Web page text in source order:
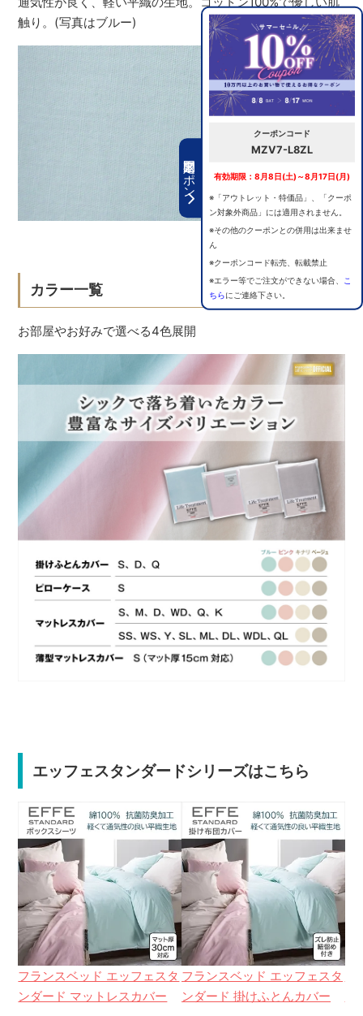
期間限定クーポン
クーポンコード
MZV7-L8ZL
有効期限：8月8日(土)～8月17日(月)
※「アウトレット・特価品」、「クーポ
ン対象外商品」には適用されません。
※その他のクーポンとの併用は出来ませ
ん
※クーポンコード転売、転載禁止
※エラー等でご注文ができない場合、
こ
ちらにご連絡下さい。
触り。(写真はブルー)
カラー一覧
お部屋やお好みで選べる4色展開
エッフェスタンダードシリーズはこちら
フランスベッド エッフェスタ
ンダード マットレスカバー
フランスベッド エッフェスタ
ンダード 掛けふとんカバー